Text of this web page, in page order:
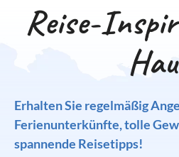
Reise-
Erhalten Sie regelmäßig
Ferienunterkünfte, tolle
spannende Reisetipps!